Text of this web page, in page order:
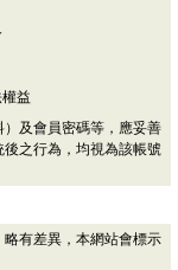
益
及會員密碼等，應妥善
之行為，均視為該帳號
有差異，本網站會標示